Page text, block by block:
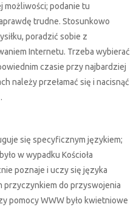
możliwości; podanie tu
trudne. Stosunkowo
poradzić sobie z
Internetu. Trzeba wybierać
czasie przy najbardziej
należy przełamać się i nacisnąć
się specyficznym językiem;
w wypadku Kościoła
poznaje i uczy się języka
przyczynkiem do przyswojenia
pomocy WWW było kwietniowe